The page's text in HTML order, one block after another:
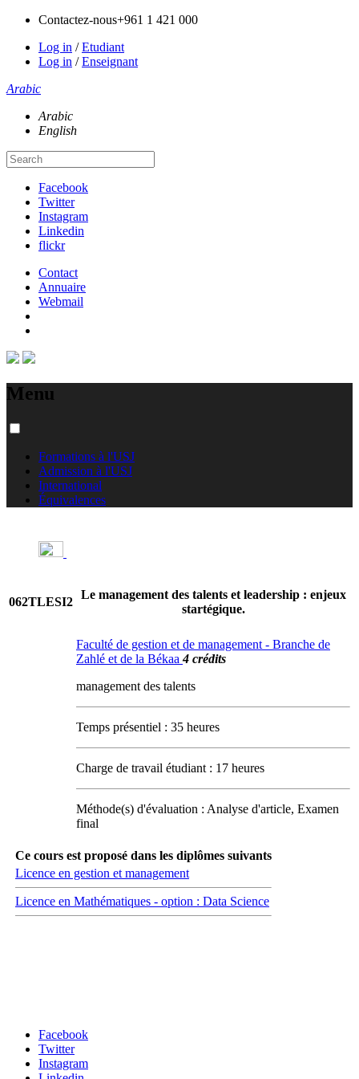
Contactez-nous+961 1 421 000
Log in /Etudiant
Log in /Enseignant
Arabic
Arabic
English
Facebook
Twitter
Instagram
Linkedin
flickr
Contact
Annuaire
Webmail
Menu
Formations à l'USJ
Admission à l'USJ
International
Équivalences
062TLESI2
Le management des talents et leadership : enjeux
startégique.
Faculté de gestion et de management - Branche de
Zahlé et de la Békaa4 crédits
management des talents
Temps présentiel : 35 heures
Charge de travail étudiant : 17 heures
Méthode(s) d'évaluation : Analyse d'article, Examen
final
Ce cours est proposé dans les diplômes suivants
Licence en gestion et management
Licence en Mathématiques - option : Data Science
Facebook
Twitter
Instagram